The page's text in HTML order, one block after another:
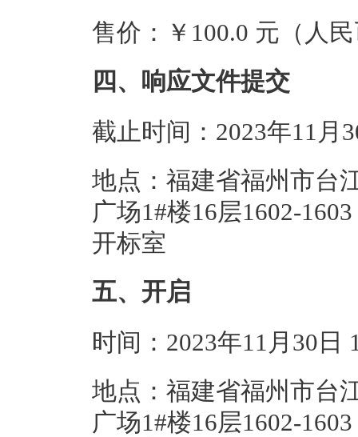
售价：￥100.0 元（人
四、响应文件提交
截止时间：2023年11月
地点：福建省福州市台
广场1#楼16层1602-
开标室
五、开启
时间：2023年11月30日
地点：福建省福州市台
广场1#楼16层1602-